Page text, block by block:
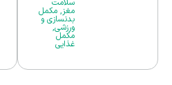
سلامت
مغز, مکمل
بدنسازی و
ورزشی,
مکمل
غذایی